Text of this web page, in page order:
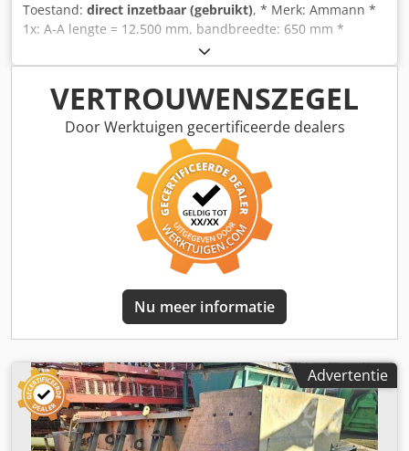
Toestand: direct inzetbaar (gebruikt), * Merk: Ammann *
1x: A-A lengte = 12.500 mm, bandbreedte: 650 mm *
Aandrijving: trommelmotor 5,5 kW. * 1x: A-A lengte =
43.000 mm, bandbreedte: 650 mm * Aandrijving:
tandwielkast 15 kW. Codpfeywnagox Am Esrf
VERTROUWENSZEGEL
Door Werktuigen gecertificeerde dealers
Nu meer informatie
Advertentie